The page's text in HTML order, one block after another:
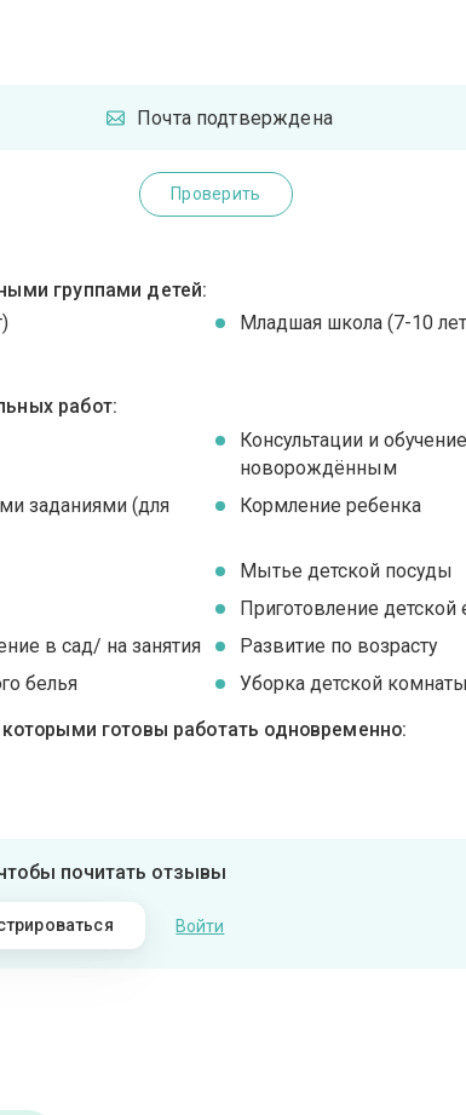
Почта подтверждена
Проверить
группами детей:
Младшая школа (7-10
работ:
Консультации и
новорождённым
заданиями (для
Кормление ребенка
Мытье детской посуды
Приготовление детской
в сад/ на занятия
Развитие по возрасту
белья
Уборка детской комнаты
готовы работать одновременно:
почитать отзывы
Войти